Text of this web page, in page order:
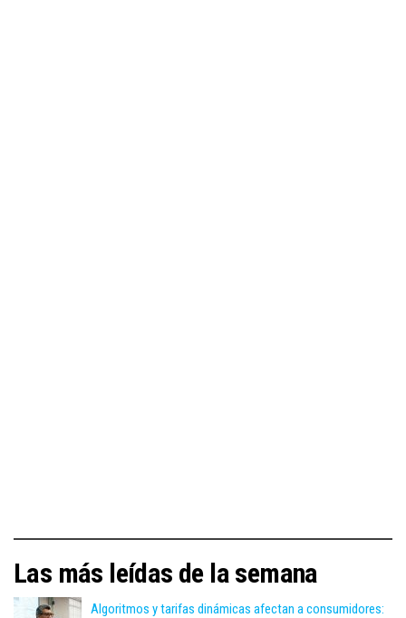
Las más leídas de la semana
Algoritmos y tarifas dinámicas afectan a consumidores: